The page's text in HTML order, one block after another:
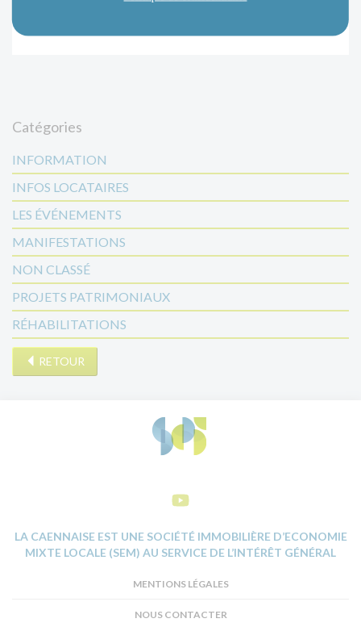
Catégories
INFORMATION
INFOS LOCATAIRES
LES ÉVÉNEMENTS
MANIFESTATIONS
NON CLASSÉ
PROJETS PATRIMONIAUX
RÉHABILITATIONS
RETOUR
LA CAENNAISE EST UNE SOCIÉTÉ IMMOBILIÈRE D’ECONOMIE
MIXTE LOCALE (SEM) AU SERVICE DE L’INTÉRÊT GÉNÉRAL
MENTIONS LÉGALES
NOUS CONTACTER